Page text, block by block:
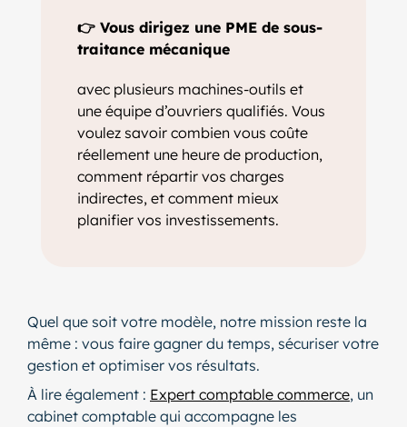
👉 Vous dirigez une PME de sous-
traitance mécanique
avec plusieurs machines-outils et
une équipe d’ouvriers qualifiés. Vous
voulez savoir combien vous coûte
réellement une heure de production,
comment répartir vos charges
indirectes, et comment mieux
planifier vos investissements.
Quel que soit votre modèle, notre mission reste la
même : vous faire gagner du temps, sécuriser votre
gestion et optimiser vos résultats.
À lire également : Expert comptable commerce, un
cabinet comptable qui accompagne les